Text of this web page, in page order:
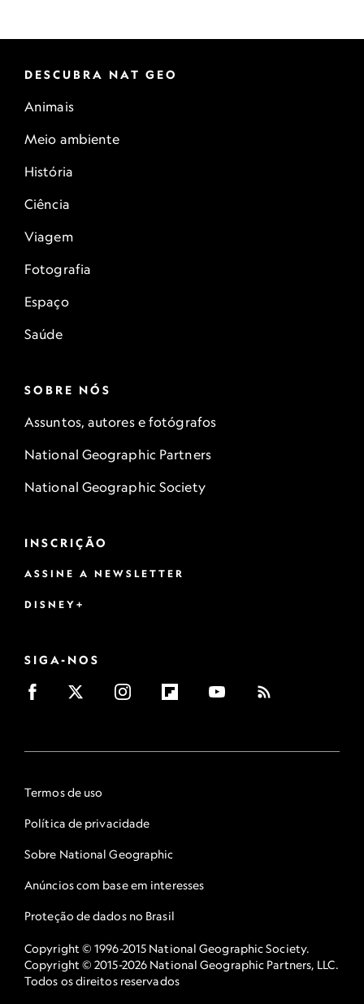
DESCUBRA NAT GEO
Animais
Meio ambiente
História
Ciência
Viagem
Fotografia
Espaço
Saúde
SOBRE NÓS
Assuntos, autores e fotógrafos
National Geographic Partners
National Geographic Society
INSCRIÇÃO
ASSINE A NEWSLETTER
DISNEY+
SIGA-NOS
Termos de uso
Política de privacidade
Sobre National Geographic
Anúncios com base em interesses
Proteção de dados no Brasil
Copyright © 1996-2015 National Geographic Society.
Copyright © 2015-2026 National Geographic Partners, LLC.
Todos os direitos reservados